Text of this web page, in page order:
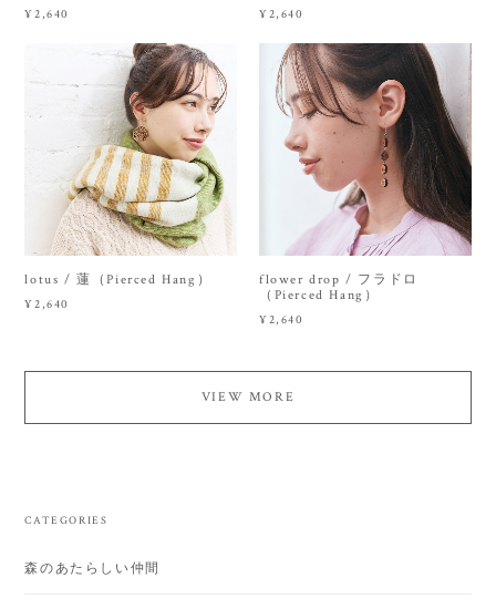
¥2,640 ¥2,640
lotus / 蓮（Pierced Hang）
¥2,640
flower drop / フラドロ
（Pierced Hang）
¥2,640
VIEW MORE
CATEGORIES
森のあたらしい仲間